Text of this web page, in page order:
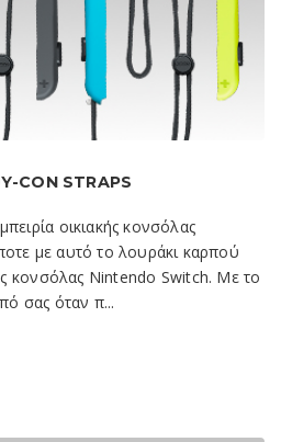
CON STRAPS
οικιακής κονσόλας
με αυτό το λουράκι καρπού
κονσόλας Nintendo Switch. Με το
σας όταν π...